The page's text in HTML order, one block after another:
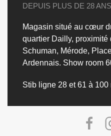
DEPUIS PLUS DE 28 ANS
Magasin situé au cœur
quartier Dailly, proximité
Schuman, Mérode,
Ardennais. Show room
Stib ligne 28 et 61 à 100